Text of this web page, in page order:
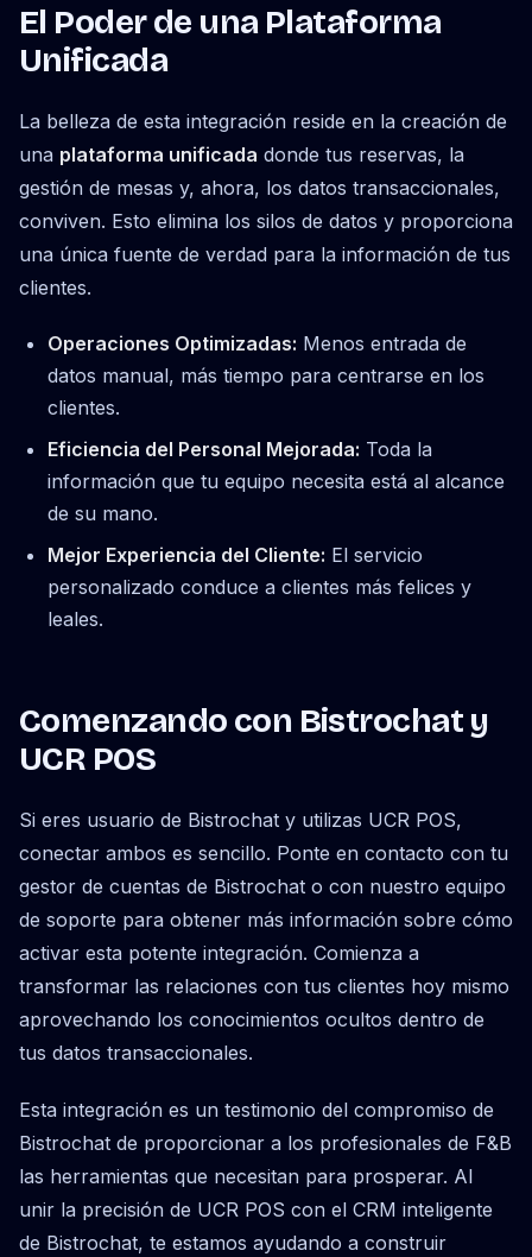
El Poder de una Plataforma
Unificada
La belleza de esta integración reside en la creación de
una plataforma unificada donde tus reservas, la
gestión de mesas y, ahora, los datos transaccionales,
conviven. Esto elimina los silos de datos y proporciona
una única fuente de verdad para la información de tus
clientes.
Operaciones Optimizadas: Menos entrada de
datos manual, más tiempo para centrarse en los
clientes.
Eficiencia del Personal Mejorada: Toda la
información que tu equipo necesita está al alcance
de su mano.
Mejor Experiencia del Cliente: El servicio
personalizado conduce a clientes más felices y
leales.
Comenzando con Bistrochat y
UCR POS
Si eres usuario de Bistrochat y utilizas UCR POS,
conectar ambos es sencillo. Ponte en contacto con tu
gestor de cuentas de Bistrochat o con nuestro equipo
de soporte para obtener más información sobre cómo
activar esta potente integración. Comienza a
transformar las relaciones con tus clientes hoy mismo
aprovechando los conocimientos ocultos dentro de
tus datos transaccionales.
Esta integración es un testimonio del compromiso de
Bistrochat de proporcionar a los profesionales de F&B
las herramientas que necesitan para prosperar. Al
unir la precisión de UCR POS con el CRM inteligente
de Bistrochat, te estamos ayudando a construir